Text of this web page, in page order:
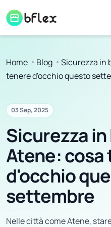
Home Blog
Sicurezza in
tenere d'occhio questo
03 Sep, 2025
Sicurezza
Atene: cosa
d'occhio
settembre
Nelle città come Atene,